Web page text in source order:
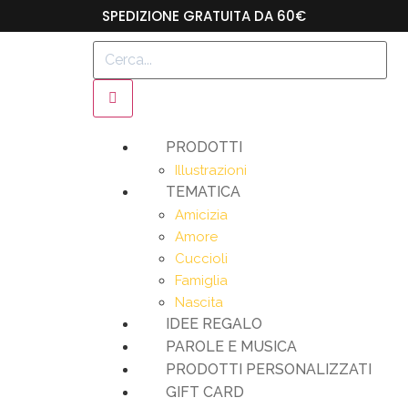
SPEDIZIONE GRATUITA DA 60€
PRODOTTI
Illustrazioni
TEMATICA
Amicizia
Amore
Cuccioli
Famiglia
Nascita
IDEE REGALO
PAROLE E MUSICA
PRODOTTI PERSONALIZZATI
GIFT CARD